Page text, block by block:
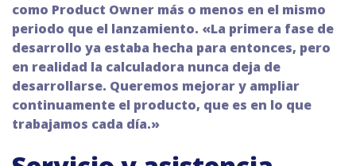
como Product Owner más o menos en el mismo
periodo que el lanzamiento. «La primera fase de
desarrollo ya estaba hecha para entonces, pero
en realidad la calculadora nunca deja de
desarrollarse. Queremos mejorar y ampliar
continuamente el producto, que es en lo que
trabajamos cada día.»